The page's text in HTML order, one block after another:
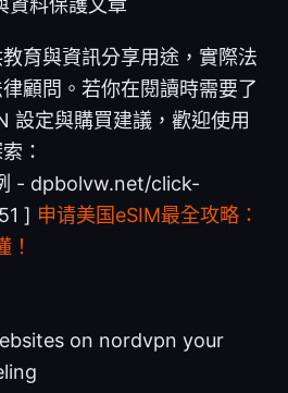
育與資訊分享用途，實際法
顧問。若你在閱讀時需要了
設定與購買建議，歡迎使用
：
- dpbolvw.net/click-
] 申请美国eSIM最全攻略：
on nordvpn your